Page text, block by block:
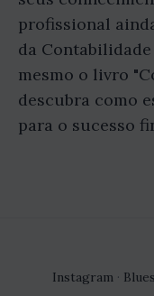
profissional
da
mesmo o livro
descubra como
para o sucesso
Instagram ·